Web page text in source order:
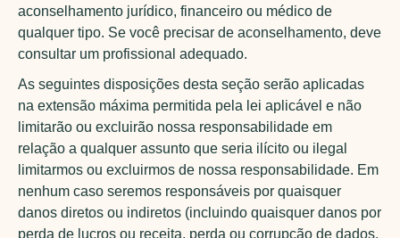
aconselhamento jurídico, financeiro ou médico de
qualquer tipo. Se você precisar de aconselhamento, deve
consultar um profissional adequado.
As seguintes disposições desta seção serão aplicadas
na extensão máxima permitida pela lei aplicável e não
limitarão ou excluirão nossa responsabilidade em
relação a qualquer assunto que seria ilícito ou ilegal
limitarmos ou excluirmos de nossa responsabilidade. Em
nenhum caso seremos responsáveis por quaisquer
danos diretos ou indiretos (incluindo quaisquer danos por
perda de lucros ou receita, perda ou corrupção de dados,